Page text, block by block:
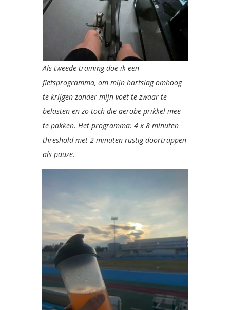
Als tweede training doe ik een
fietsprogramma, om mijn hartslag omhoog
te krijgen zonder mijn voet te zwaar te
belasten en zo toch die aerobe prikkel mee
te pakken. Het programma: 4 x 8 minuten
threshold met 2 minuten rustig doortrappen
als pauze.